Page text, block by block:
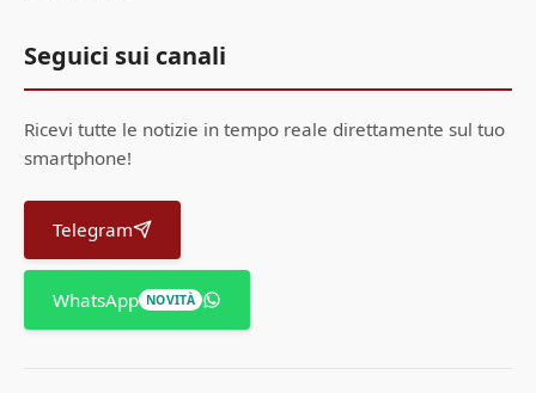
Seguici sui canali
Ricevi tutte le notizie in tempo reale direttamente sul tuo
smartphone!
Telegram
WhatsApp NOVITÀ